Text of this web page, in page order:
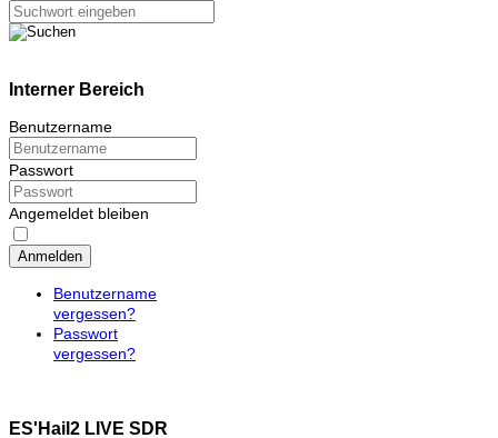
Interner Bereich
Benutzername
Passwort
Angemeldet bleiben
Anmelden
Benutzername
vergessen?
Passwort
vergessen?
ES'Hail2 LIVE SDR